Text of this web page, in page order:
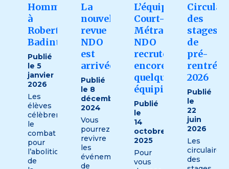
Hommage
à
Robert
Badinter
Publié
le 5
janvier
2026
Les
élèves
célèbrent
le
combat
pour
l’abolition
de
La
nouvelle
revue
NDO
est
arrivée
Publié
le 8
décembre
2024
Vous
pourrez
revivre
les
événements
de
L’équipe
Court-
Métrage
NDO
recrute
encore
quelques
équipiers.
Publié
le
14
octobre
2025
Pour
vous
des
stages
de
pré-
rentrée
2026
Publié
le
22
juin
2026
Les
circulaires
des